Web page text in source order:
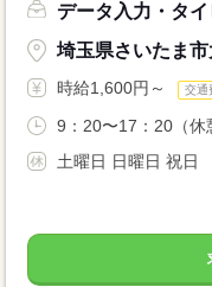
データ入力・タ
埼玉県さいたま市
時給1,600円～ 交通
9：20〜17：20（休
土曜日 日曜日 祝日